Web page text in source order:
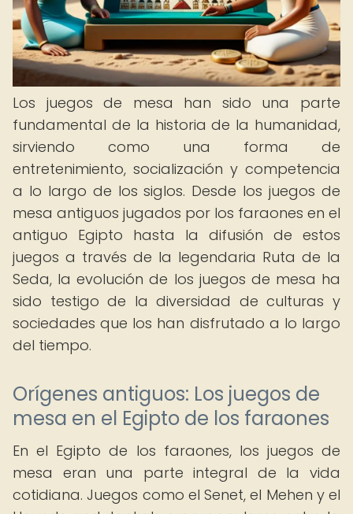
Los juegos de mesa han sido una parte
fundamental de la historia de la humanidad,
sirviendo como una forma de
entretenimiento, socialización y competencia
a lo largo de los siglos. Desde los juegos de
mesa antiguos jugados por los faraones en el
antiguo Egipto hasta la difusión de estos
juegos a través de la legendaria Ruta de la
Seda, la evolución de los juegos de mesa ha
sido testigo de la diversidad de culturas y
sociedades que los han disfrutado a lo largo
del tiempo.
Orígenes antiguos: Los juegos de
mesa en el Egipto de los faraones
En el Egipto de los faraones, los juegos de
mesa eran una parte integral de la vida
cotidiana. Juegos como el Senet, el Mehen y el